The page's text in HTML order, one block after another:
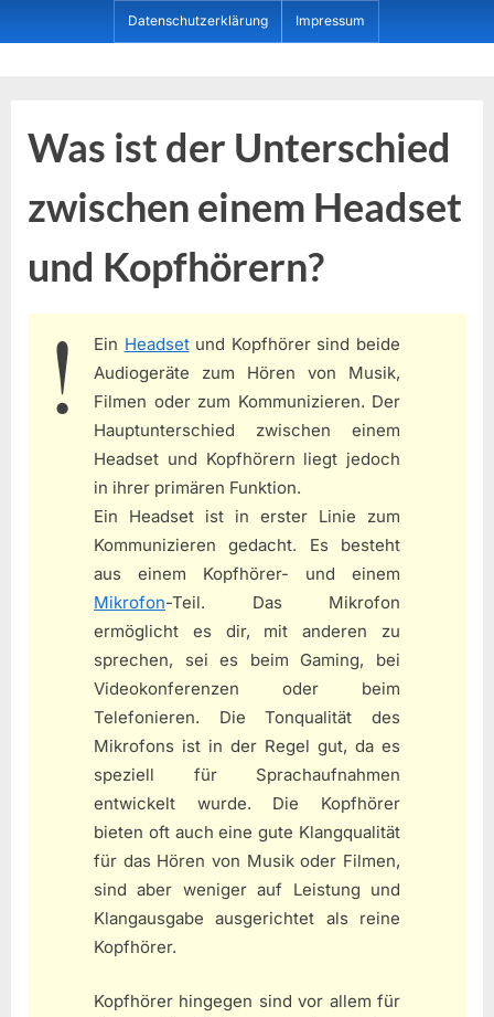
to
Datenschutzerklärung Impressum
Was ist der Unterschied
zwischen einem Headset
und Kopfhörern?
Ein Headsetund Kopfhörer sind beide
Audiogeräte zum Hören von Musik,
Filmen oder zum Kommunizieren. Der
Hauptunterschied zwischen einem
Headset und Kopfhörern liegt jedoch
in ihrer primären Funktion.
Ein Headset ist in erster Linie zum
Kommunizieren gedacht. Es besteht
aus einem Kopfhörer- und einem
Mikrofon-Teil. Das Mikrofon
ermöglicht es dir, mit anderen zu
sprechen, sei es beim Gaming, bei
Videokonferenzen oder beim
Telefonieren. Die Tonqualität des
Mikrofons ist in der Regel gut, da es
speziell für Sprachaufnahmen
entwickelt wurde. Die Kopfhörer
bieten oft auch eine gute Klangqualität
für das Hören von Musik oder Filmen,
sind aber weniger auf Leistung und
Klangausgabe ausgerichtet als reine
Kopfhörer.
Kopfhörer hingegen sind vor allem für